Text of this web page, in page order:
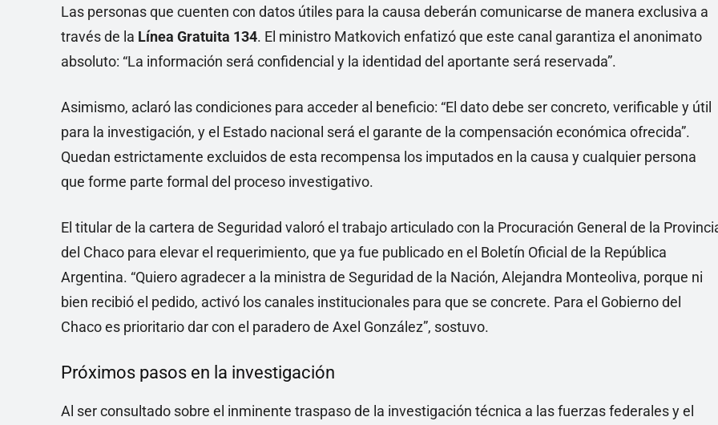
Las personas que cuenten con datos útiles para la causa deberán comunicarse de manera exclusiva a
través de la Línea Gratuita 134. El ministro Matkovich enfatizó que este canal garantiza el anonimato
absoluto: “La información será confidencial y la identidad del aportante será reservada”.
Asimismo, aclaró las condiciones para acceder al beneficio: “El dato debe ser concreto, verificable y útil
para la investigación, y el Estado nacional será el garante de la compensación económica ofrecida”.
Quedan estrictamente excluidos de esta recompensa los imputados en la causa y cualquier persona
que forme parte formal del proceso investigativo.
El titular de la cartera de Seguridad valoró el trabajo articulado con la Procuración General de la
del Chaco para elevar el requerimiento, que ya fue publicado en el Boletín Oficial de la República
Argentina. “Quiero agradecer a la ministra de Seguridad de la Nación, Alejandra Monteoliva, porque ni
bien recibió el pedido, activó los canales institucionales para que se concrete. Para el Gobierno del
Chaco es prioritario dar con el paradero de Axel González”, sostuvo.
Próximos pasos en la investigación
Al ser consultado sobre el inminente traspaso de la investigación técnica a las fuerzas federales y el